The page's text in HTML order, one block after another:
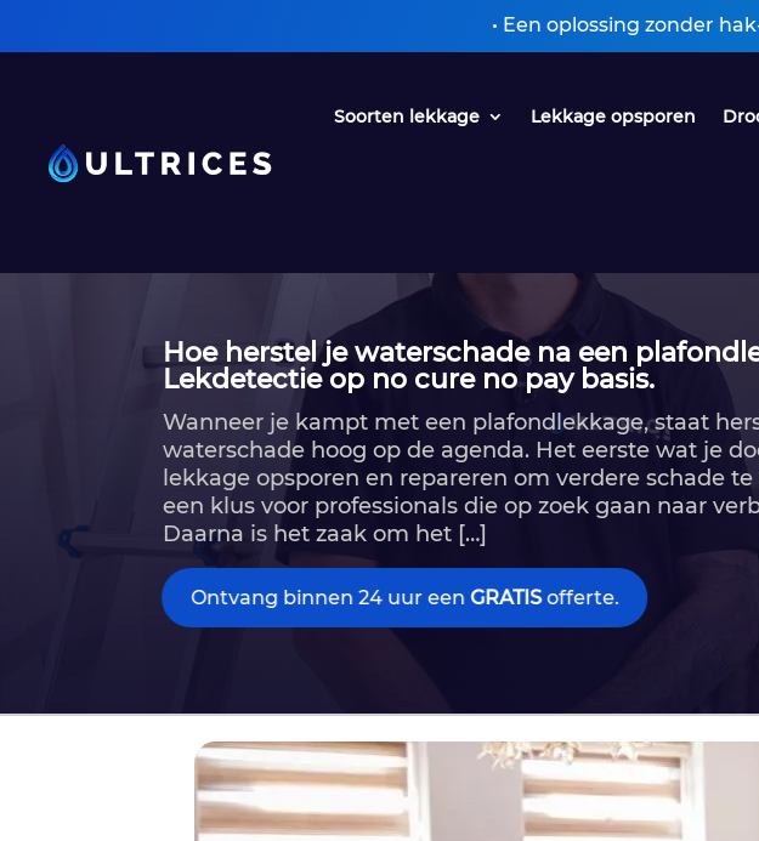
• Een oplossing zonder hak- en
Soorten lekkage Lekkage opsporen
Hoe herstel je waterschade na een
Lekdetectie op no cure no pay basis.
Wanneer je kampt met een plafondlekkage, staat
waterschade hoog op de agenda.​ Het eerste wat je
lekkage opsporen en repareren om verdere schade
een klus voor professionals die op zoek gaan naar
Daarna is het zaak om het […]
Ontvang binnen 24 uur eenGRATISofferte.